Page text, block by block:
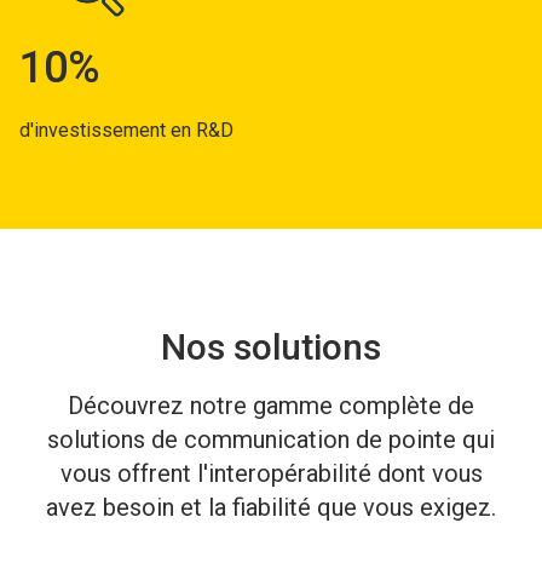
10%
d'investissement en R&D
Nos solutions
Découvrez notre gamme complète de
solutions de communication de pointe qui
vous offrent l'interopérabilité dont vous
avez besoin et la fiabilité que vous exigez.